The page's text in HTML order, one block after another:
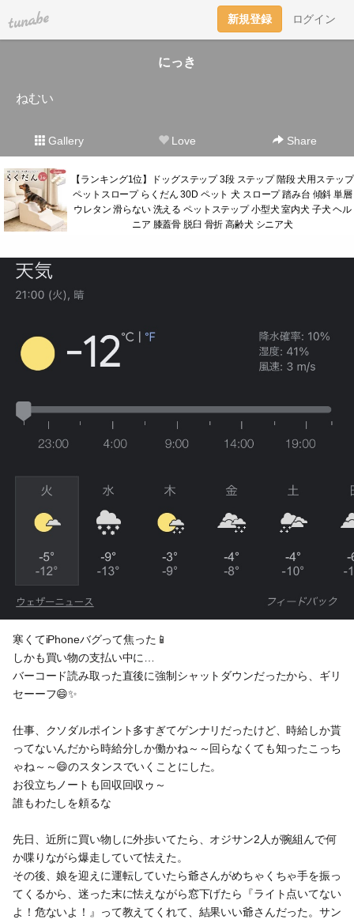
tuna.be 新規登録 ログイン
にっき
ねむい
Gallery Love Share
【ランキング1位】ドッグステップ 3段 ステップ 階段 犬用ステップ
ペットスロープ らくだん 30D ペット 犬 スロープ 踏み台 傾斜 単層
ウレタン 滑らない 洗える ペットステップ 小型犬 室内犬 子犬 ヘル
ニア 膝蓋骨 脱臼 骨折 高齢犬 シニア犬
寒くてiPhoneバグって焦った📱
しかも買い物の支払い中に…
バーコード読み取った直後に強制シャットダウンだったから、ギリ
セーーフ😄✨
仕事、クソダルポイント多すぎてゲンナリだったけど、時給しか貰
ってないんだから時給分しか働かね～～回らなくても知ったこっち
ゃね～～😄のスタンスでいくことにした。
お役立ちノートも回収回収ゥ～
誰もわたしを頼るな
先日、近所に買い物しに外歩いてたら、オジサン2人が腕組んで何
か喋りながら爆走していて怯えた。
その後、娘を迎えに運転していたら爺さんがめちゃくちゃ手を振っ
てくるから、迷った末に怯えながら窓下げたら『ライト点いてない
よ！危ないよ！』って教えてくれて、結果いい爺さんだった。サン